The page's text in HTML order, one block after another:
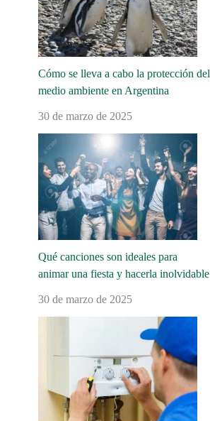
Cómo se lleva a cabo la protección del
medio ambiente en Argentina
30 de marzo de 2025
Qué canciones son ideales para
animar una fiesta y hacerla inolvidable
30 de marzo de 2025